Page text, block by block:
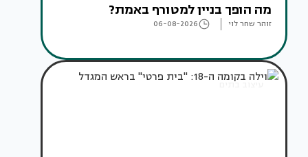
מה הופך בניין למטורף באמת?
זוהר שחר לוי 06-08-2026
עיצוב בתים